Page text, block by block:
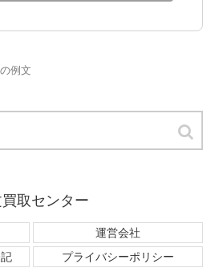
例文
取センター
運営会社
プライバシーポリシー